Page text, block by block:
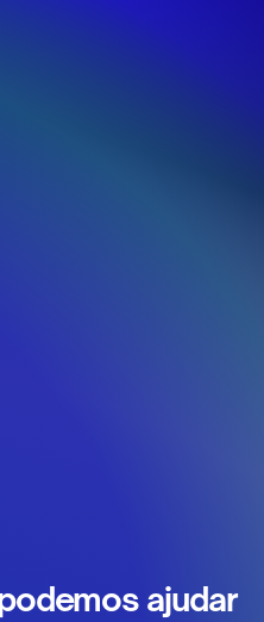
ajudar